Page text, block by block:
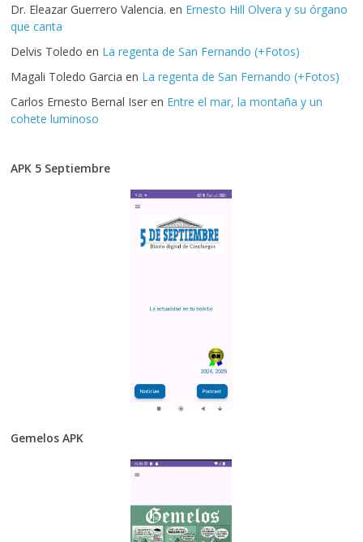
Dr. Eleazar Guerrero Valencia. en Ernesto Hill Olvera y su órgano
que canta
Delvis Toledo en La regenta de San Fernando (+Fotos)
Magali Toledo Garcia en La regenta de San Fernando (+Fotos)
Carlos Ernesto Bernal Iser en Entre el mar, la montaña y un
cohete luminoso
APK 5 Septiembre
Gemelos APK